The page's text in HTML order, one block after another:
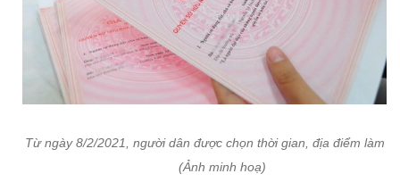
Từ ngày 8/2/2021, người dân được chọn thời gian, địa điểm làm
(Ảnh minh hoạ)